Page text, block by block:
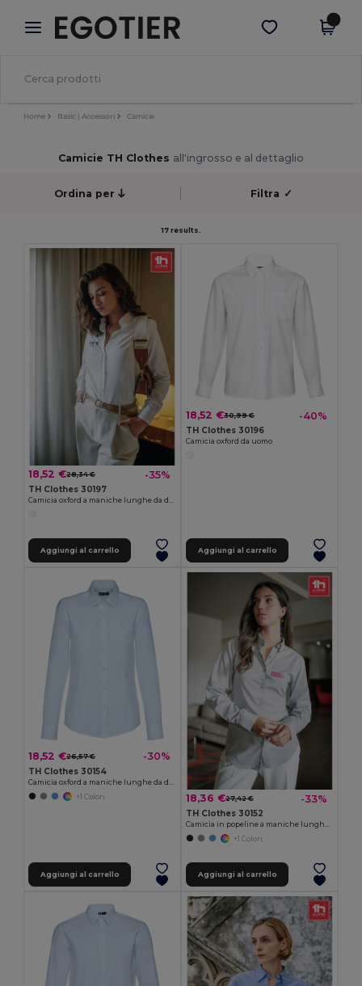
× App Egotier
Prezzi migliori sull'app!
Scarica app
Home Basic | Accessori Camicie
Camicie TH Clothes all'ingrosso e al dettaglio
Ordina per Filtra ✓
17 results.
18,52 €28,34 € -35%
TH Clothes 30197
Camicia oxford a maniche lunghe da donna. Colore bianco
Aggiungi al carrello
18,52 €30,99 € -40%
TH Clothes 30196
Camicia oxford da uomo
Aggiungi al carrello
18,52 €26,57 € -30%
TH Clothes 30154
+1 Colori
Aggiungi al carrello
18,36 €27,42 € -33%
TH Clothes 30152
Camicia in popeline a maniche lunghe da donna
+1 Colori
Aggiungi al carrello